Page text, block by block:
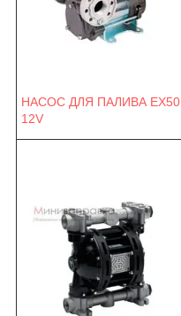
НАСОС ДЛЯ ПАЛИВА EX50
12V